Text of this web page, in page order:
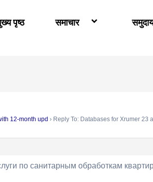
पृष्ठ समाचार
12-month upd › Reply To: Databases for Xrumer 23
по санитарным обработкам